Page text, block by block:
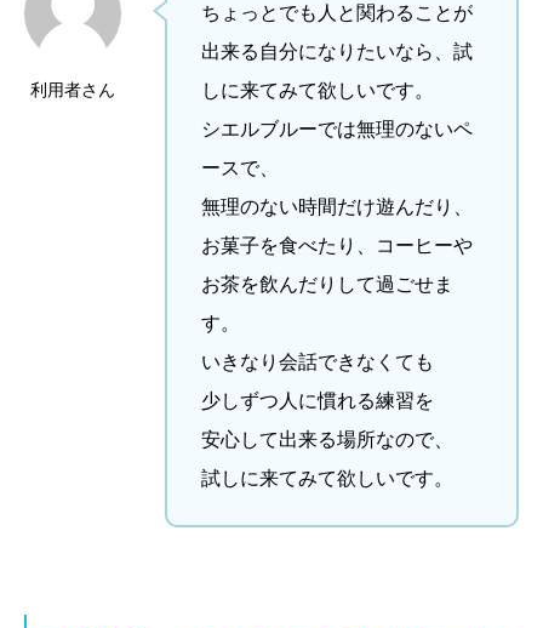
利用者さん
ちょっとでも人と関わることが
出来る自分になりたいなら、試
しに来てみて欲しいです。
シエルブルーでは無理のないペ
ースで、
無理のない時間だけ遊んだり、
お菓子を食べたり、コーヒーや
お茶を飲んだりして過ごせま
す。
いきなり会話できなくても
少しずつ人に慣れる練習を
安心して出来る場所なので、
試しに来てみて欲しいです。